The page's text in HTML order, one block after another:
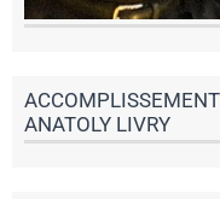
ANATOLY LIVRY